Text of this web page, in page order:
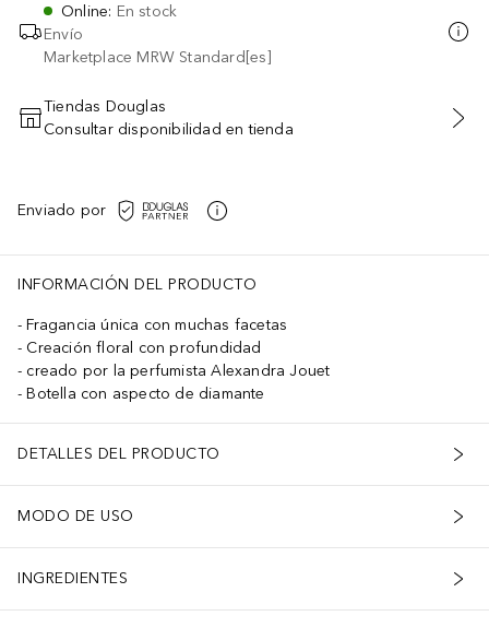
Online: En stock
Envío
Marketplace MRW Standard[es]
AÑADIR AL CARRITO
Tiendas Douglas
Consultar disponibilidad en tienda
Enviado por
INFORMACIÓN DEL PRODUCTO
Fragancia única con muchas facetas
Creación floral con profundidad
creado por la perfumista Alexandra Jouet
Botella con aspecto de diamante
DETALLES DEL PRODUCTO
MODO DE USO
INGREDIENTES